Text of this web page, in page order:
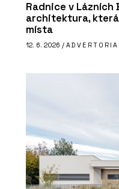
Radnice v Lázních
architektura,
místa
12. 6. 2026 /